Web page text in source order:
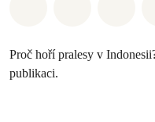
Proč hoří pralesy v
publikaci.